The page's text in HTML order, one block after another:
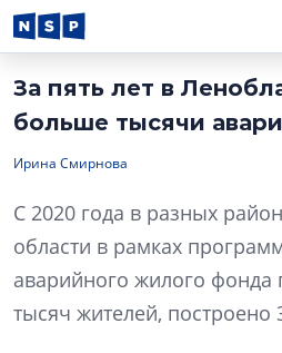
За пять лет в
больше тысячи
Ирина Смирнова
С 2020 года в разных
области в рамках
аварийного жилого
тысяч жителей,